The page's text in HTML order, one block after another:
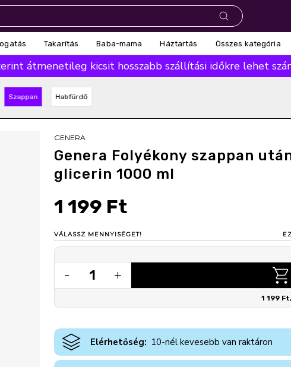
Takarítás Baba-mama Háztartás Összes kategória
átmenetileg kicsit hosszabb szállítási időkre lehet
Szappan Habfürdő
GENERA
Genera Folyékony szappan
glicerin 1000 ml
1 199 Ft
VÁLASSZ MENNYISÉGET!
- 1 +
1 199
Elérhetőség: 10-nél kevesebb van raktáron